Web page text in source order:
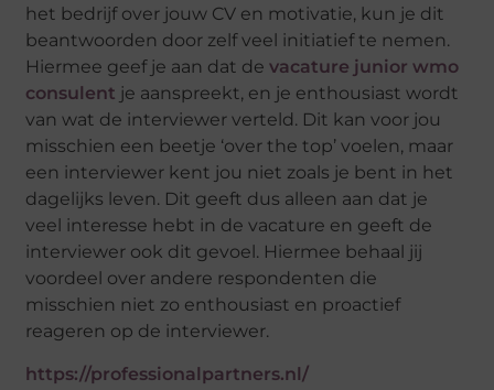
het bedrijf over jouw CV en motivatie, kun je dit
beantwoorden door zelf veel initiatief te nemen.
Hiermee geef je aan dat devacature junior wmo
consulent je aanspreekt, en je enthousiast wordt
van wat de interviewer verteld. Dit kan voor jou
misschien een beetje ‘over the top’ voelen, maar
een interviewer kent jou niet zoals je bent in het
dagelijks leven. Dit geeft dus alleen aan dat je
veel interesse hebt in de vacature en geeft de
interviewer ook dit gevoel. Hiermee behaal jij
voordeel over andere respondenten die
misschien niet zo enthousiast en proactief
reageren op de interviewer.
https://professionalpartners.nl/